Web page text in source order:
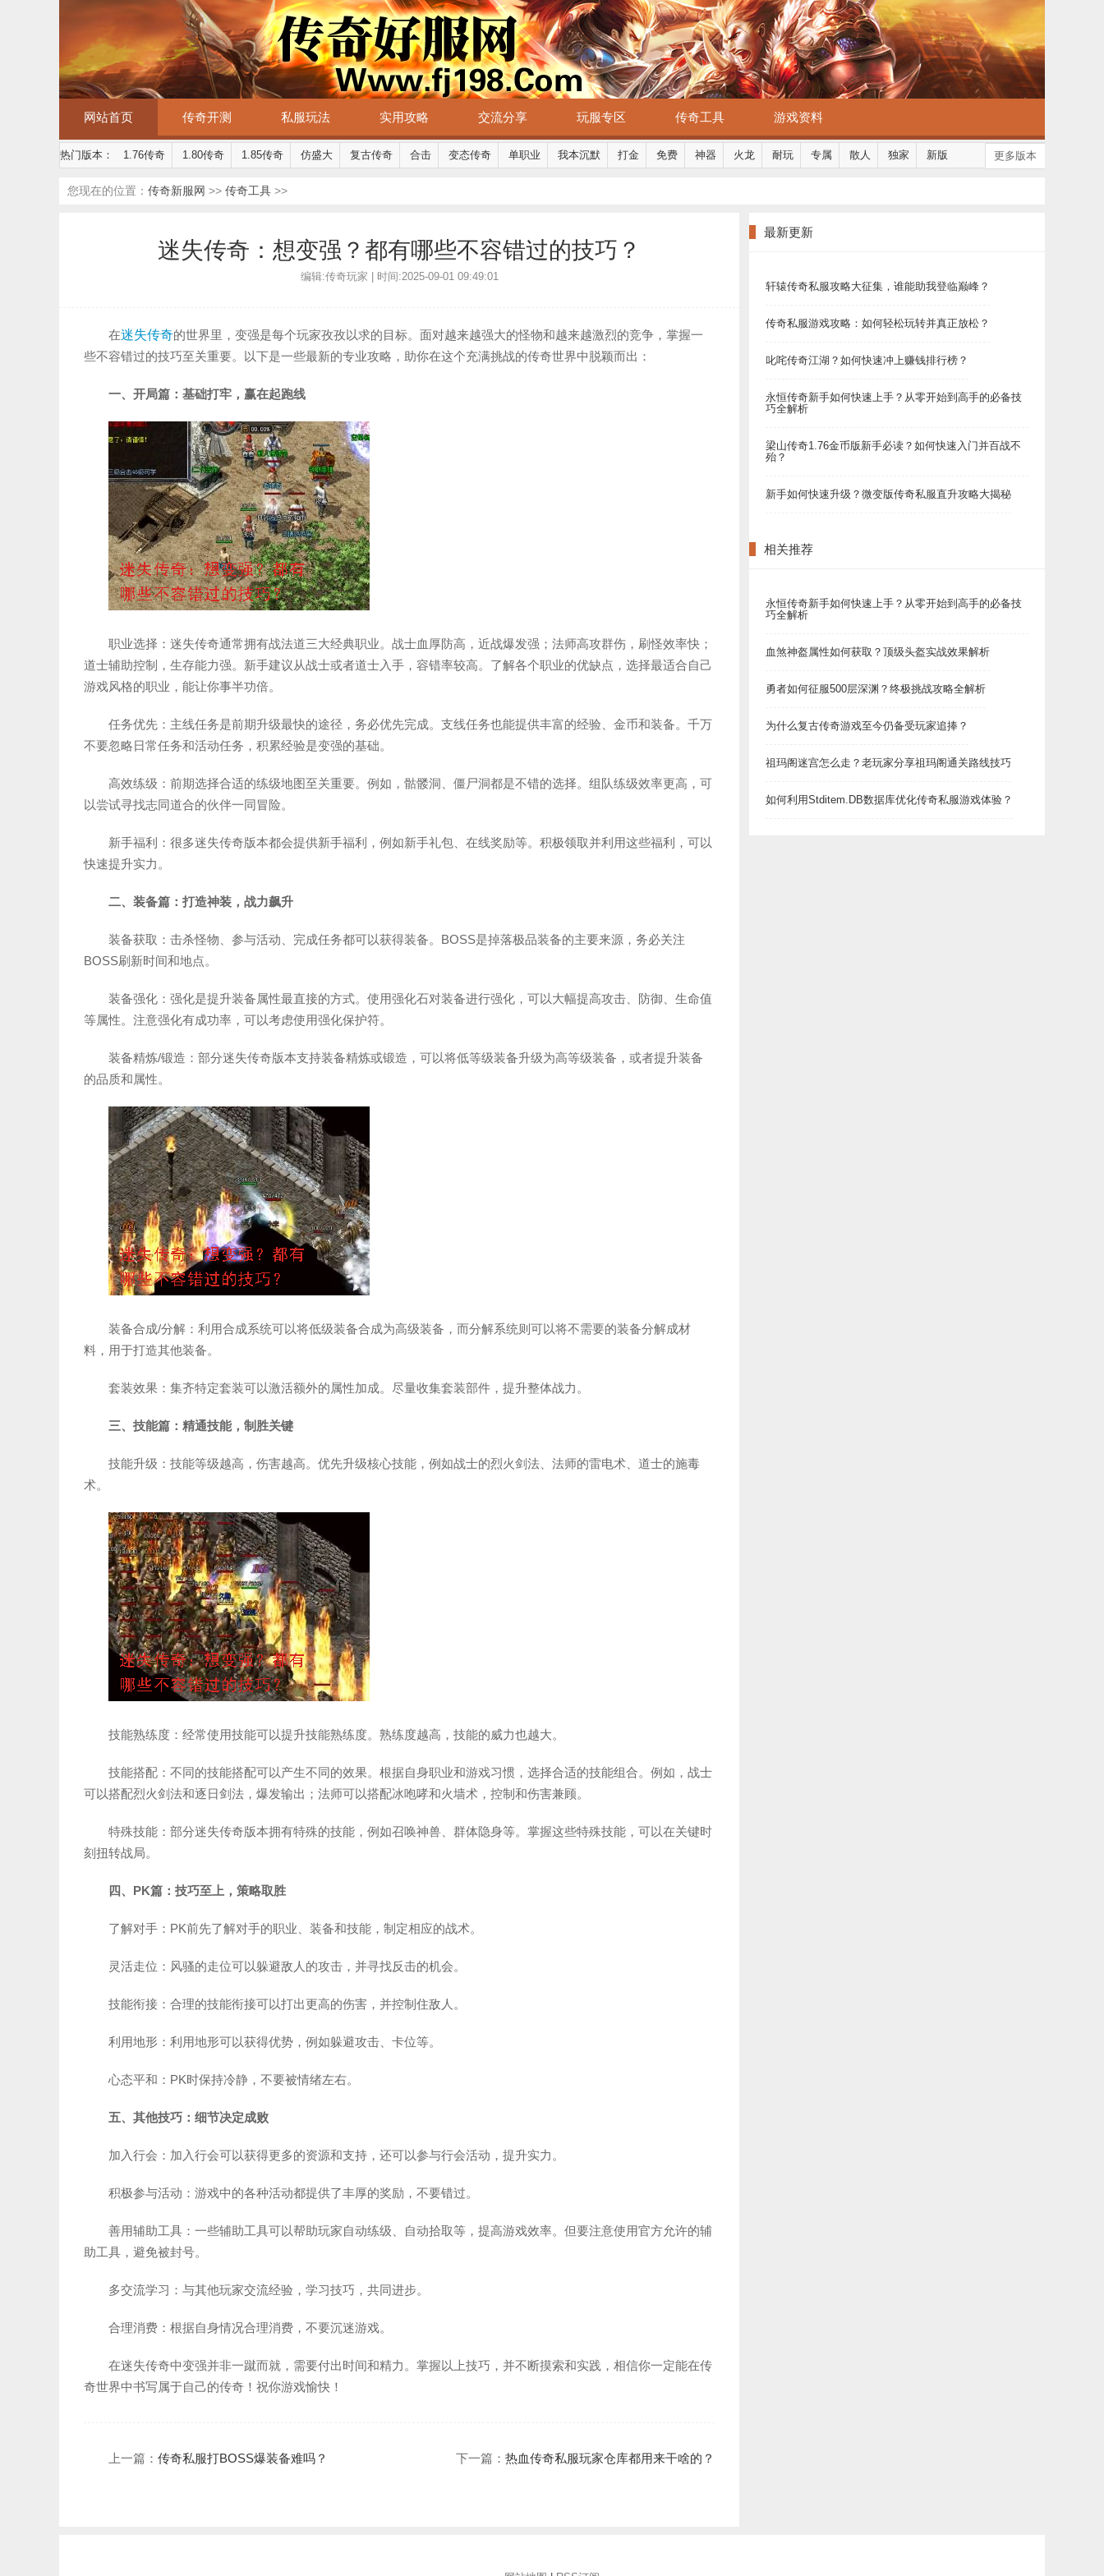
网站首页 传奇开测 私服玩法 实用攻略 交流分享 玩服专区 传奇工具 游戏资料
热门版本： 1.76传奇 1.80传奇 1.85传奇 仿盛大 复古传奇 合击 变态传奇 单职业 我本沉默 打金 免费 神器 火龙 耐玩 专属 散人 独家 新版 更多版本
您现在的位置： 传奇新服网 >> 传奇工具 >>
迷失传奇：想变强？都有哪些不容错过的技巧？
编辑:传奇玩家 | 时间:2025-09-01 09:49:01
在迷失传奇的世界里，变强是每个玩家孜孜以求的目标。面对越来越强大的怪物和越来越激烈的竞争，掌握一
些不容错过的技巧至关重要。以下是一些最新的专业攻略，助你在这个充满挑战的传奇世界中脱颖而出：
一、开局篇：基础打牢，赢在起跑线
职业选择：迷失传奇通常拥有战法道三大经典职业。战士血厚防高，近战爆发强；法师高攻群伤，刷怪效率快；
道士辅助控制，生存能力强。新手建议从战士或者道士入手，容错率较高。了解各个职业的优缺点，选择最适合自己
游戏风格的职业，能让你事半功倍。
任务优先：主线任务是前期升级最快的途径，务必优先完成。支线任务也能提供丰富的经验、金币和装备。千万
不要忽略日常任务和活动任务，积累经验是变强的基础。
高效练级：前期选择合适的练级地图至关重要。例如，骷髅洞、僵尸洞都是不错的选择。组队练级效率更高，可
以尝试寻找志同道合的伙伴一同冒险。
新手福利：很多迷失传奇版本都会提供新手福利，例如新手礼包、在线奖励等。积极领取并利用这些福利，可以
快速提升实力。
二、装备篇：打造神装，战力飙升
装备获取：击杀怪物、参与活动、完成任务都可以获得装备。BOSS是掉落极品装备的主要来源，务必关注
BOSS刷新时间和地点。
装备强化：强化是提升装备属性最直接的方式。使用强化石对装备进行强化，可以大幅提高攻击、防御、生命值
等属性。注意强化有成功率，可以考虑使用强化保护符。
装备精炼/锻造：部分迷失传奇版本支持装备精炼或锻造，可以将低等级装备升级为高等级装备，或者提升装备
的品质和属性。
装备合成/分解：利用合成系统可以将低级装备合成为高级装备，而分解系统则可以将不需要的装备分解成材
料，用于打造其他装备。
套装效果：集齐特定套装可以激活额外的属性加成。尽量收集套装部件，提升整体战力。
三、技能篇：精通技能，制胜关键
技能升级：技能等级越高，伤害越高。优先升级核心技能，例如战士的烈火剑法、法师的雷电术、道士的施毒
术。
技能熟练度：经常使用技能可以提升技能熟练度。熟练度越高，技能的威力也越大。
技能搭配：不同的技能搭配可以产生不同的效果。根据自身职业和游戏习惯，选择合适的技能组合。例如，战士
可以搭配烈火剑法和逐日剑法，爆发输出；法师可以搭配冰咆哮和火墙术，控制和伤害兼顾。
特殊技能：部分迷失传奇版本拥有特殊的技能，例如召唤神兽、群体隐身等。掌握这些特殊技能，可以在关键时
刻扭转战局。
四、PK篇：技巧至上，策略取胜
了解对手：PK前先了解对手的职业、装备和技能，制定相应的战术。
灵活走位：风骚的走位可以躲避敌人的攻击，并寻找反击的机会。
技能衔接：合理的技能衔接可以打出更高的伤害，并控制住敌人。
利用地形：利用地形可以获得优势，例如躲避攻击、卡位等。
心态平和：PK时保持冷静，不要被情绪左右。
五、其他技巧：细节决定成败
加入行会：加入行会可以获得更多的资源和支持，还可以参与行会活动，提升实力。
积极参与活动：游戏中的各种活动都提供了丰厚的奖励，不要错过。
善用辅助工具：一些辅助工具可以帮助玩家自动练级、自动拾取等，提高游戏效率。但要注意使用官方允许的辅
助工具，避免被封号。
多交流学习：与其他玩家交流经验，学习技巧，共同进步。
合理消费：根据自身情况合理消费，不要沉迷游戏。
在迷失传奇中变强并非一蹴而就，需要付出时间和精力。掌握以上技巧，并不断摸索和实践，相信你一定能在传
奇世界中书写属于自己的传奇！祝你游戏愉快！
上一篇： 传奇私服打BOSS爆装备难吗？ 下一篇： 热血传奇私服玩家仓库都用来干啥的？
最新更新
轩辕传奇私服攻略大征集，谁能助我登临巅峰？
传奇私服游戏攻略：如何轻松玩转并真正放松？
叱咤传奇江湖？如何快速冲上赚钱排行榜？
永恒传奇新手如何快速上手？从零开始到高手的必备技
巧全解析
梁山传奇1.76金币版新手必读？如何快速入门并百战不
殆？
新手如何快速升级？微变版传奇私服直升攻略大揭秘
相关推荐
永恒传奇新手如何快速上手？从零开始到高手的必备技
巧全解析
血煞神盔属性如何获取？顶级头盔实战效果解析
勇者如何征服500层深渊？终极挑战攻略全解析
为什么复古传奇游戏至今仍备受玩家追捧？
祖玛阁迷宫怎么走？老玩家分享祖玛阁通关路线技巧
如何利用Stditem.DB数据库优化传奇私服游戏体验？